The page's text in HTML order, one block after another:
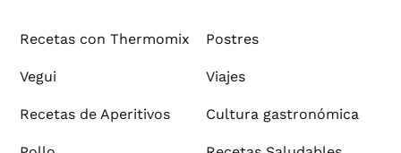
Recetas con Thermomix Postres
Vegui Viajes
Recetas de Aperitivos Cultura gastronómica